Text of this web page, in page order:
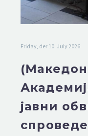
Friday, der 10. July 2026
јавни